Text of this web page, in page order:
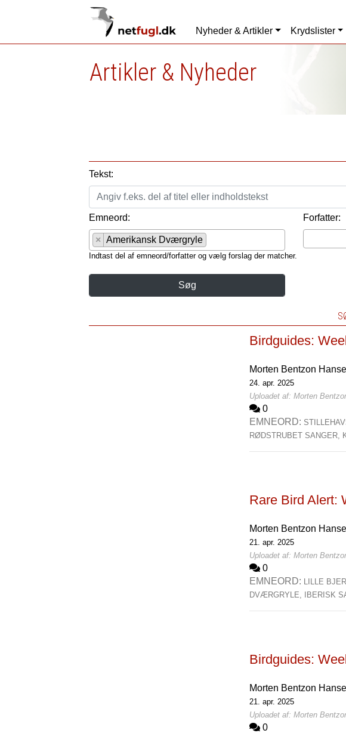
Nyheder & Artikler Krydslister
Artikler & Nyheder
Tekst:
Emneord:
× Amerikansk Dværgryle
Forfatter:
Indtast del af emneord/forfatter og vælg forslag der matcher.
Søg
Birdguides:
Morten Bentzon
24. apr. 2025
Uploadet af: Morten
0
EMNEORD:
RØDSTRUBET SANGER,
Rare Bird Alert:
Morten Bentzon
21. apr. 2025
Uploadet af: Morten
0
EMNEORD: LILLE
DVÆRGRYLE,
IBERISK
Birdguides:
Morten Bentzon
21. apr. 2025
Uploadet af: Morten
0